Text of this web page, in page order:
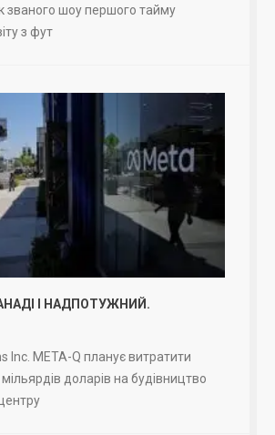
званого шоу першого тайму
з фут
І НАДПОТУЖНИЙ.
Inc. META-Q планує витратити
доларів на будівництво